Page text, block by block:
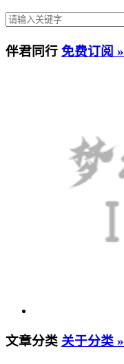
伴君同行 免费订阅 »
文章分类 关于分类 »